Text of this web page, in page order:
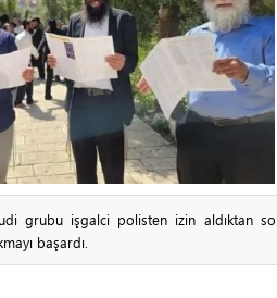
grubu işgalci polisten izin aldıktan
başardı.